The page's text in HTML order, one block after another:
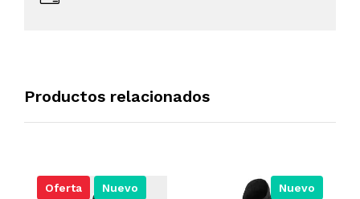
Productos relacionados
Oferta Nuevo Nuevo